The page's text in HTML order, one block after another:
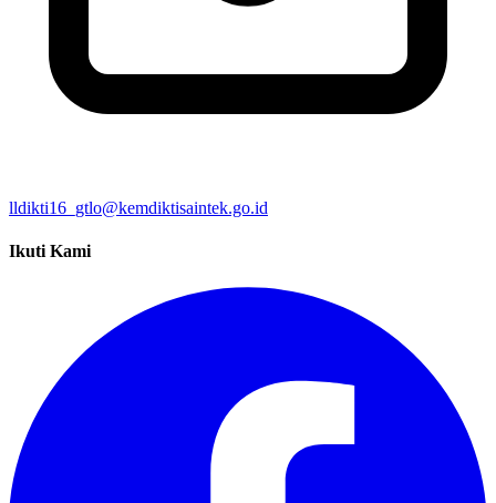
lldikti16_gtlo@kemdiktisaintek.go.id
Ikuti Kami